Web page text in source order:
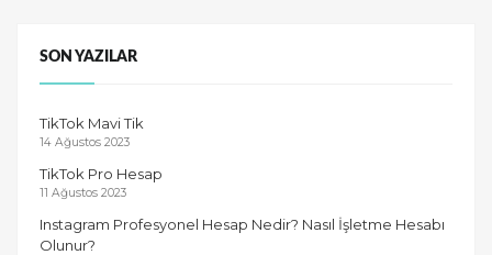
SON YAZILAR
TikTok Mavi Tik
14 Ağustos 2023
TikTok Pro Hesap
11 Ağustos 2023
Instagram Profesyonel Hesap Nedir? Nasıl İşletme Hesabı
Olunur?